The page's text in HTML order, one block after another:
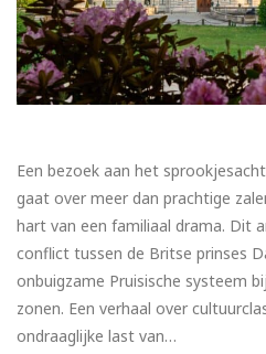
Een bezoek aan het
gaat over meer dan prachtige
hart van een familiaal drama. Dit
conflict tussen de Britse prinses
onbuigzame Pruisische systeem
zonen. Een verhaal over
ondraaglijke last van…